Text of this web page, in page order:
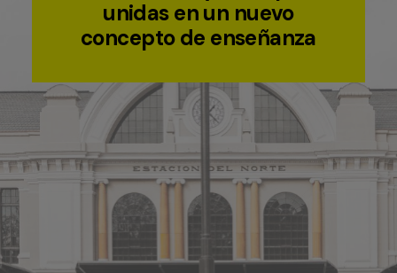
unidas en un nuevo
concepto de enseñanza